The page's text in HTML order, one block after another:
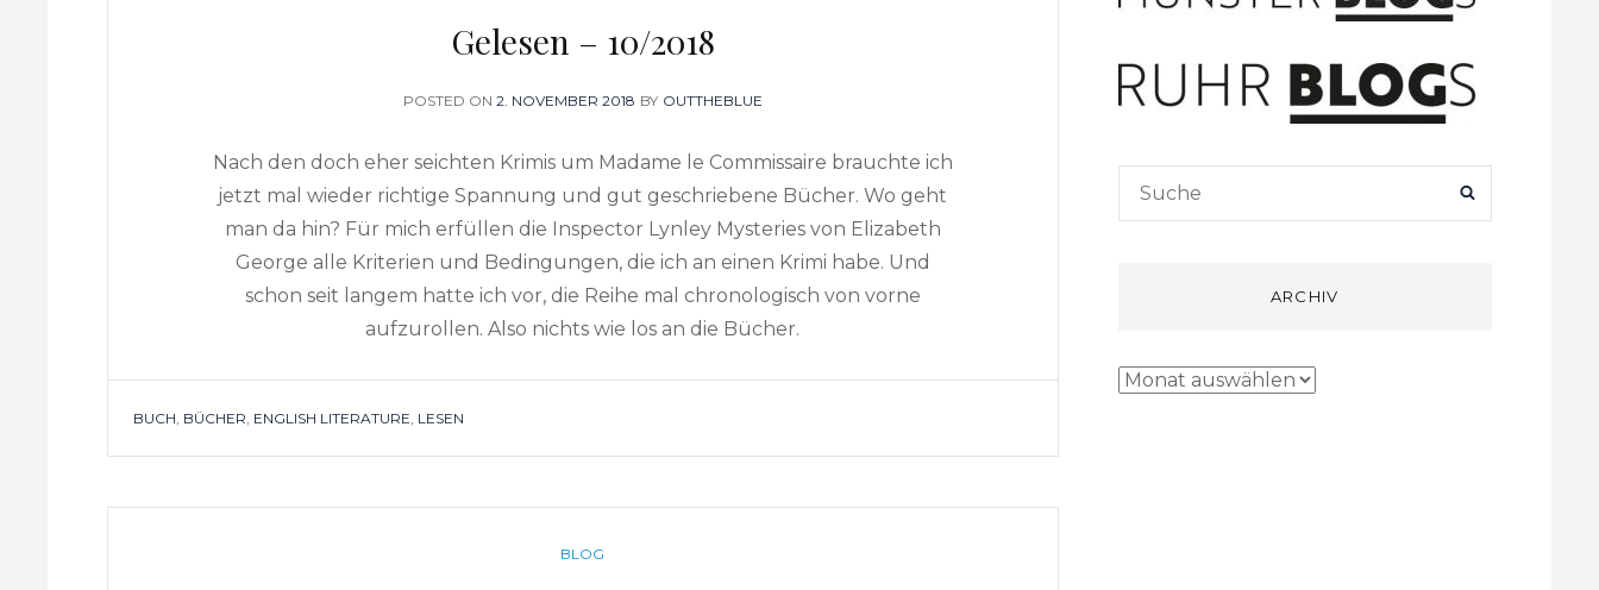
Gelesen – 10/2018
POSTED ON POSTED
2. NOVEMBER 2018 BY OUTTHEBLUE
Nach den doch eher seichten Krimis um Madame le Commissaire brauchte ich
jetzt mal wieder richtige Spannung und gut geschriebene Bücher. Wo geht
man da hin? Für mich erfüllen die Inspector Lynley Mysteries von Elizabeth
George alle Kriterien und Bedingungen, die ich an einen Krimi habe. Und
schon seit langem hatte ich vor, die Reihe mal chronologisch von vorne
aufzurollen. Also nichts wie los an die Bücher.
TAGS
BUCH, BÜCHER, ENGLISH LITERATURE, LESEN
CATEGORIES
BLOG
Search
ARCHIV
Archiv